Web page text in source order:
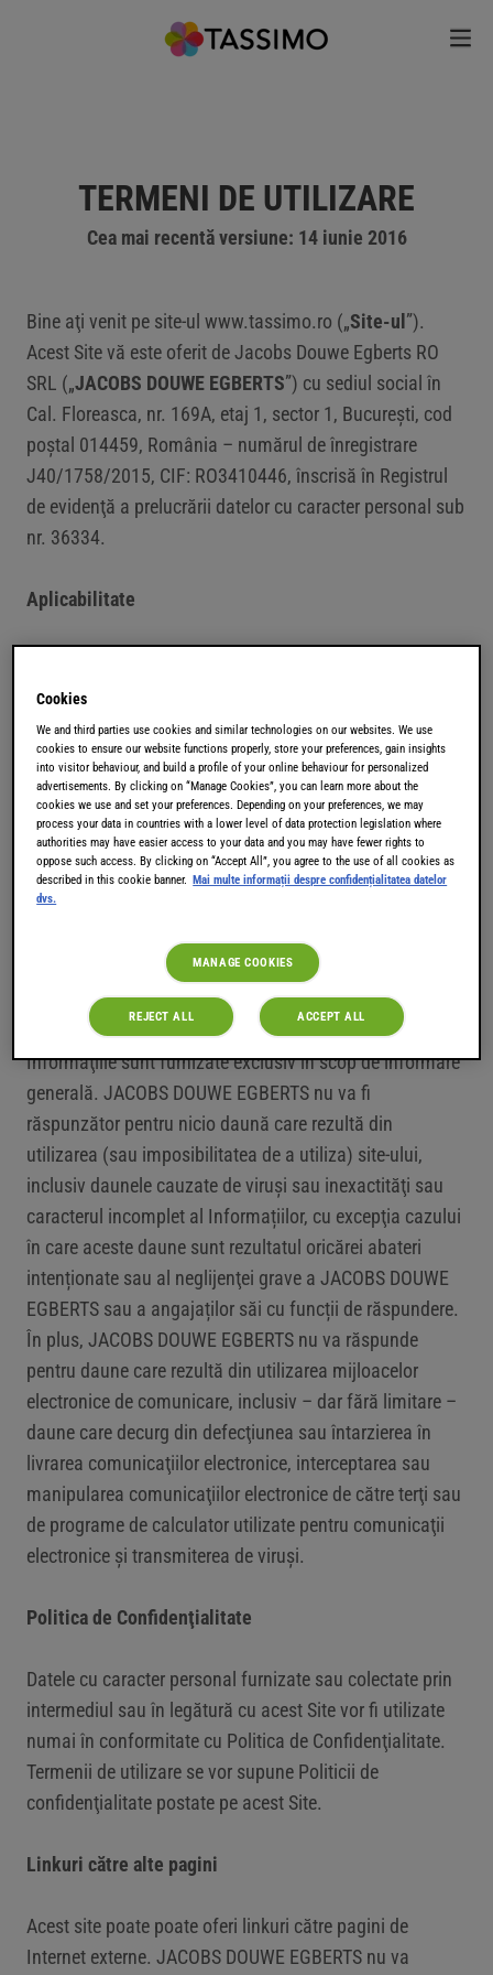
TERMENI DE UTILIZARE
Cea mai recentă versiune: 14 iunie 2016
Bine aţi venit pe site-ul www.tassimo.ro („Site-ul ”).
Acest Site vă este oferit de Jacobs Douwe Egberts RO
SRL („JACOBS DOUWE EGBERTS”) cu sediul social în
Cal. Floreasca, nr. 169A, etaj 1, sector 1, București, cod
poștal 014459, România – numărul de înregistrare
J40/1758/2015, CIF: RO3410446, înscrisă în Registrul
de evidenţă a prelucrării datelor cu caracter personal sub
nr. 36334.
Aplicabilitate
utilizare
Site, precum şi tuturor informaţiilor, recomandărilor
şi/sau serviciilor care vă sunt furnizate pe sau prin
intermediul acestui Site („Informaţiile”). Prin utilizarea
acestui Site vă exprimați acordul cu termenii de utilizare.
Aceşti Termeni de utilizare pot fi modificați sau
schimbați în orice moment de JACOBS DOUWE
EGBERTS. Termenii de utilizare schimbați sau modificați
intră în vigoare în momentul publicării pe acest Site.
Informaţii şi răspundere
Informaţiile sunt furnizate exclusiv în scop de informare
generală. JACOBS DOUWE EGBERTS nu va fi
răspunzător pentru nicio daună care rezultă din
utilizarea (sau imposibilitatea de a utiliza) site-ului,
inclusiv daunele cauzate de viruși sau inexactităţi sau
caracterul incomplet al Informațiilor, cu excepţia cazului
în care aceste daune sunt rezultatul oricărei abateri
intenționate sau al neglijenţei grave a JACOBS DOUWE
EGBERTS sau a angajaților săi cu funcții de răspundere.
În plus, JACOBS DOUWE EGBERTS nu va răspunde
pentru daune care rezultă din utilizarea mijloacelor
electronice de comunicare, inclusiv – dar fără limitare –
daune care decurg din defecţiunea sau întarzierea în
livrarea comunicaţiilor electronice, interceptarea sau
manipularea comunicaţiilor electronice de către terţi sau
de programe de calculator utilizate pentru comunicaţii
electronice şi transmiterea de viruși.
Politica de Confidenţialitate
Datele cu caracter personal furnizate sau colectate prin
intermediul sau în legătură cu acest Site vor fi utilizate
numai în conformitate cu Politica de Confidenţialitate.
Termenii de utilizare se vor supune Politicii de
confidenţialitate postate pe acest Site.
Linkuri către alte pagini
Acest site poate poate oferi linkuri către pagini de
Internet externe. JACOBS DOUWE EGBERTS nu va
Cookies
We and third parties use cookies and similar technologies on our websites. We use
cookies to ensure our website functions properly, store your preferences, gain insights
into visitor behaviour, and build a profile of your online behaviour for personalized
advertisements. By clicking on “Manage Cookies”, you can learn more about the
cookies we use and set your preferences. Depending on your preferences, we may
process your data in countries with a lower level of data protection legislation where
authorities may have easier access to your data and you may have fewer rights to
oppose such access. By clicking on “Accept All”, you agree to the use of all cookies as
described in this cookie banner. Mai multe informații despre confidențialitatea datelor
dvs.
MANAGE COOKIES
REJECT ALL ACCEPT ALL